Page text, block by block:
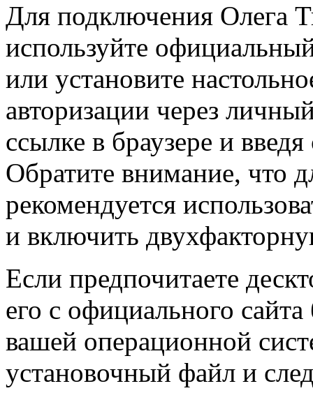
Для подключения Олега
используйте
или установите
авторизации через
ссылке в браузере и
Обратите внимание, что
рекомендуется
и включить
Если предпочитаете
его с официального
вашей операционной
установочный файл и